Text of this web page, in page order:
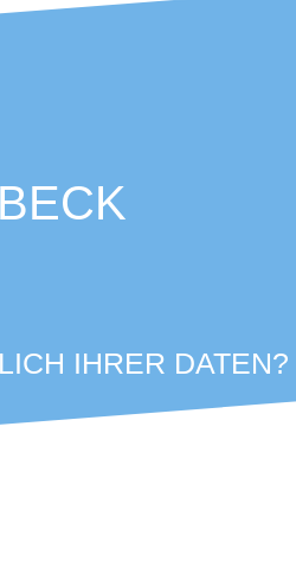
IHRER DATEN?